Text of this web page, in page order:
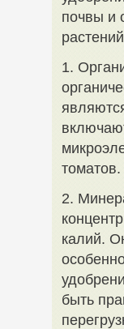
почвы и
1.
томатов.
2.
калий.
быть